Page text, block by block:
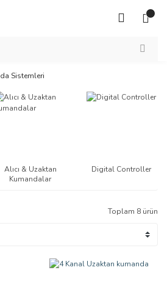
Sistemleri
Alıcı & Uzaktan
Kumandalar
Digital Controller
Toplam 8 ürün